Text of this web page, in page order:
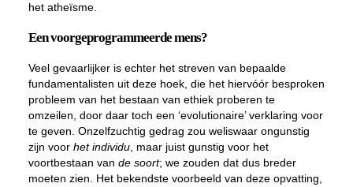
het atheïsme.
Een voorgeprogrammeerde mens?
Veel gevaarlijker is echter het streven van bepaalde
fundamentalisten uit deze hoek, die het hiervóór besproken
probleem van het bestaan van ethiek proberen te
omzeilen, door daar toch een ‘evolutionaire’ verklaring voor
te geven. Onzelfzuchtig gedrag zou weliswaar ongunstig
zijn voor het individu, maar juist gunstig voor het
voortbestaan van de soort; we zouden dat dus breder
moeten zien. Het bekendste voorbeeld van deze opvatting,